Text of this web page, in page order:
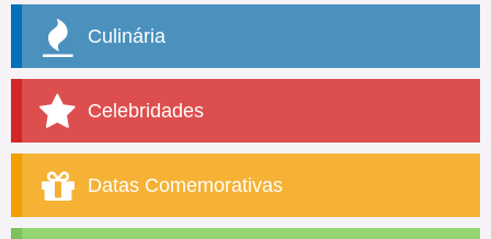
Culinária
Celebridades
Datas Comemorativas